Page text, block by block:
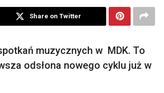
Share on Twitter
muzycznych w MDK. To
odsłona nowego cyklu już w